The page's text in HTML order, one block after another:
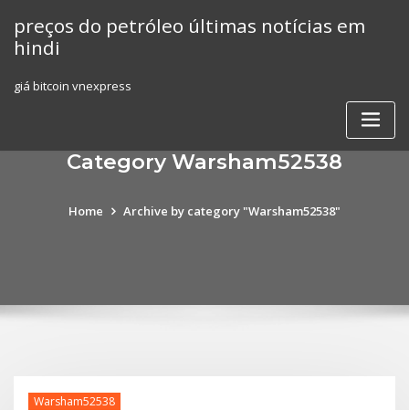
content
preços do petróleo últimas notícias em
hindi
giá bitcoin vnexpress
Category Warsham52538
Home Archive by category "Warsham52538"
Warsham52538